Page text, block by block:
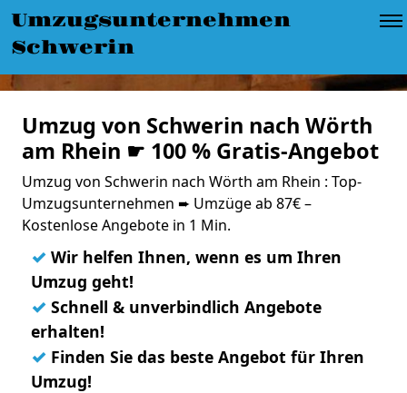
Umzugsunternehmen
Schwerin
Umzug von Schwerin nach Wörth
am Rhein ☛ 100 % Gratis-Angebot
Umzug von Schwerin nach Wörth am Rhein : Top-
Umzugsunternehmen ➨ Umzüge ab 87€ –
Kostenlose Angebote in 1 Min.
✓ Wir helfen Ihnen, wenn es um Ihren
Umzug geht!
✓ Schnell & unverbindlich Angebote
erhalten!
✓ Finden Sie das beste Angebot für Ihren
Umzug!